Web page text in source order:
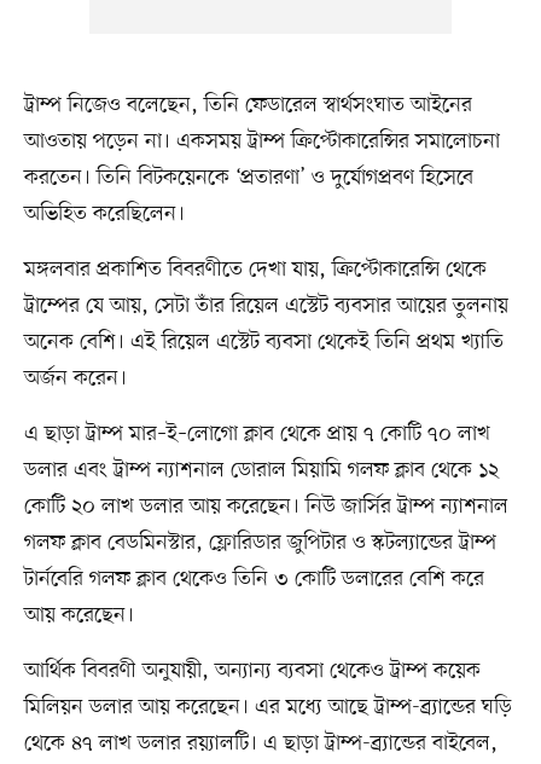
ট্রাম্প নিজেও বলেছেন, তিনি ফেডারেল স্বার্থসংঘাত আইনের
আওতায় পড়েন না। একসময় ট্রাম্প ক্রিপ্টোকারেন্সির সমালোচনা
করতেন। তিনি বিটকয়েনকে ‘প্রতারণা’ ও দুর্যোগপ্রবণ হিসেবে
অভিহিত করেছিলেন।
মঙ্গলবার প্রকাশিত বিবরণীতে দেখা যায়, ক্রিপ্টোকারেন্সি থেকে
ট্রাম্পের যে আয়, সেটা তাঁর রিয়েল এস্টেট ব্যবসার আয়ের তুলনায়
অনেক বেশি। এই রিয়েল এস্টেট ব্যবসা থেকেই তিনি প্রথম খ্যাতি
অর্জন করেন।
এ ছাড়া ট্রাম্প মার–ই–লোগো ক্লাব থেকে প্রায় ৭ কোটি ৭০ লাখ
ডলার এবং ট্রাম্প ন্যাশনাল ডোরাল মিয়ামি গলফ ক্লাব থেকে ১২
কোটি ২০ লাখ ডলার আয় করেছেন। নিউ জার্সির ট্রাম্প ন্যাশনাল
গলফ ক্লাব বেডমিনস্টার, ফ্লোরিডার জুপিটার ও স্কটল্যান্ডের ট্রাম্প
টার্নবেরি গলফ ক্লাব থেকেও তিনি ৩ কোটি ডলারের বেশি করে
আয় করেছেন।
আর্থিক বিবরণী অনুযায়ী, অন্যান্য ব্যবসা থেকেও ট্রাম্প কয়েক
মিলিয়ন ডলার আয় করেছেন। এর মধ্যে আছে ট্রাম্প-ব্র্যান্ডের ঘড়ি
থেকে ৪৭ লাখ ডলার রয়্যালটি। এ ছাড়া ট্রাম্প-ব্র্যান্ডের বাইবেল,